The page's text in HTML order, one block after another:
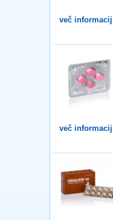
več informacij
več informacij